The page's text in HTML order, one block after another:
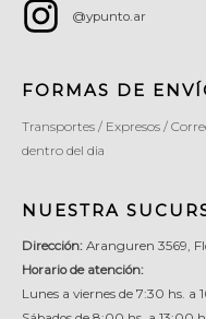
@ypunto.ar
FORMAS DE
Transportes / Expresos /
dentro del dia
NUESTRA
Dirección: Aranguren 3569,
Horario de atención:
Lunes a viernes de 7:30 hs. a